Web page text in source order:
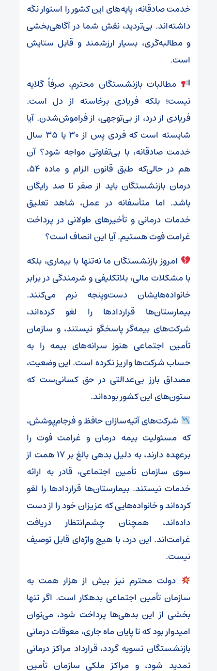
خدمت صادقانه، پایه‌های این کشور را استوار نگه
داشته‌اند. بی‌تردید، نقش شما در آگاهی‌بخشی
و مطالبه‌گری، بسیار ارزشمند و قابل ستایش
است.
مطالبات بازنشستگان محترم، صرفاً گلایه
نیست؛ بلکه فریادی برخاسته از دل است.
فریادی از درد، از بی‌توجهی، از فراموش‌شدن. آیا
شایسته است که فردی پس از ۳۰ یا ۳۵ سال
خدمت صادقانه، با بی‌تفاوتی مواجه شود؟ آن
هم در حالی‌که طبق قانون الزام و ماده ۵۴،
درمان بازنشستگان باید از صفر تا صد رایگان
باشد. اما متأسفانه در عمل، شاهد تعلیق
خدمات درمانی و تأخیرهای طولانی در پرداخت
غرامت فوت هستیم. آیا این انصاف است؟
امروز بازنشستگان ما نه‌تنها با بیماری، بلکه
با مشکلات مالی، بلاتکلیفی و شرمندگی در برابر
خانواده‌هایشان دست‌وپنجه نرم می‌کنند.
بیمارستان‌ها قراردادها را لغو کرده‌اند،
شرکت‌های بیمه‌گر پاسخگو نیستند، و سازمان
تأمین اجتماعی هنوز سرانه‌های بیمه را به
حساب شرکت‌ها واریز نکرده است. این وضعیت،
مصداق بارز بی‌عدالتی در حق کسانی‌ست که
ستون‌های این کشور بوده‌اند.
شرکت‌های آتیه‌سازان حافظ و فرجام‌پوشش،
که مسئولیت بیمه درمان و غرامت فوت را
برعهده دارند، به دلیل بدهی بالغ بر ۱۷ همت از
سوی سازمان تأمین اجتماعی، قادر به ارائه
خدمات نیستند. بیمارستان‌ها قراردادها را لغو
کرده‌اند و خانواده‌هایی که عزیزان خود را از دست
داده‌اند، همچنان چشم‌انتظار دریافت
غرامت‌اند. این درد، با هیچ واژه‌ای قابل توصیف
نیست.
دولت محترم نیز بیش از هزار همت به
سازمان تأمین اجتماعی بدهکار است. اگر تنها
بخشی از این بدهی‌ها پرداخت شود، می‌توان
امیدوار بود که تا پایان ماه جاری، معوقات درمانی
بازنشستگان تسویه گردد، قرارداد مراکز درمانی
تمدید شود، و مراکز ملکی سازمان تأمین